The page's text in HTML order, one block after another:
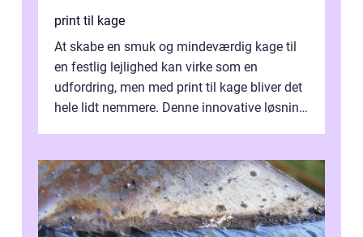
print til kage
At skabe en smuk og mindeværdig kage til
en festlig lejlighed kan virke som en
udfordring, men med print til kage bliver det
hele lidt nemmere. Denne innovative løsning